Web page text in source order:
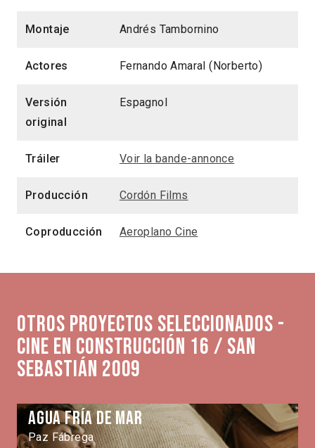
Montaje Andrés Tambornino
Actores Fernando Amaral (Norberto)
Versión
original
Espagnol
Tráiler Voir la bande-annonce
Producción Cordón Films
Coproducción Aeroplano Cine
Otros proyectos seleccionados -
Cine en Construcción 16 / San
Sebastián 2009
Agua fría de mar
Paz Fábrega